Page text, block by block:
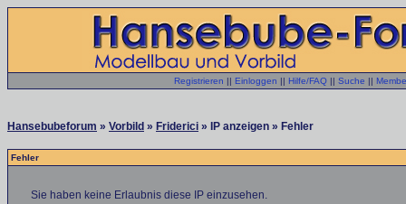
Registrieren || Einloggen || Hilfe/FAQ || Suche ||
Hansebubeforum » Vorbild » Friderici » IP anzeigen » Fehler
Fehler
Sie haben keine Erlaubnis diese IP einzusehen.